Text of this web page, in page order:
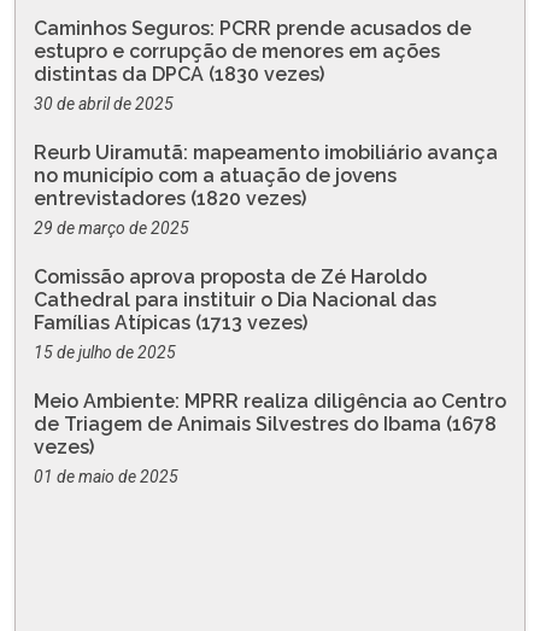
Caminhos Seguros: PCRR prende acusados de
estupro e corrupção de menores em ações
distintas da DPCA (1830 vezes)
30 de abril de 2025
Reurb Uiramutã: mapeamento imobiliário avança
no município com a atuação de jovens
entrevistadores (1820 vezes)
29 de março de 2025
Comissão aprova proposta de Zé Haroldo
Cathedral para instituir o Dia Nacional das
Famílias Atípicas (1713 vezes)
15 de julho de 2025
Meio Ambiente: MPRR realiza diligência ao Centro
de Triagem de Animais Silvestres do Ibama (1678
vezes)
01 de maio de 2025